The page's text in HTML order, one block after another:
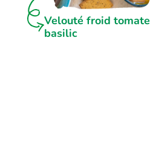
Velouté froid tomate
basilic